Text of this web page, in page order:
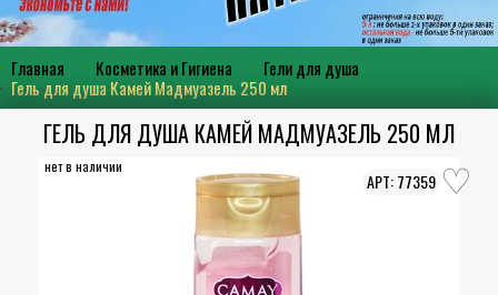
Главная Косметика и Гигиена
Гели для душа
Гель для душа Камей Мадмуазель 250 мл
ГЕЛЬ ДЛЯ ДУША КАМЕЙ МАДМУАЗЕЛЬ 250 МЛ
нет в наличии
77359